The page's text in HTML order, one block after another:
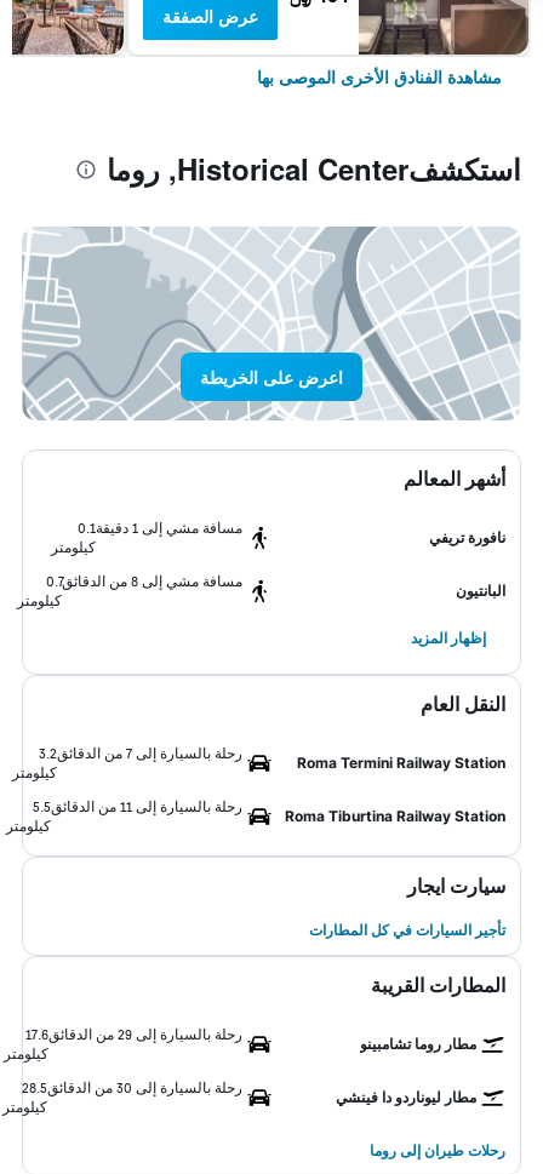
عرض الصفقة
مشاهدة الفنادق الأخرى الموصى بها
استكشفHistorical Center, روما
اعرض على الخريطة
أشهر المعالم
نافورة تريفي
مسافة مشي إلى 1 دقيقة
0.1
كيلومتر
البانتيون
مسافة مشي إلى 8 من الدقائق
0.7
كيلومتر
إظهار المزيد
النقل العام
Roma Termini Railway Station
رحلة بالسيارة إلى 7 من الدقائق
3.2
كيلومتر
Roma Tiburtina Railway Station
رحلة بالسيارة إلى 11 من الدقائق
5.5
كيلومتر
سيارت ايجار
تأجير السيارات في كل المطارات
المطارات القريبة
مطار روما تشامبينو
رحلة بالسيارة إلى 29 من الدقائق
17.6
كيلومتر
مطار ليوناردو دا فينشي
رحلة بالسيارة إلى 30 من الدقائق
28.5
كيلومتر
رحلات طيران إلى روما